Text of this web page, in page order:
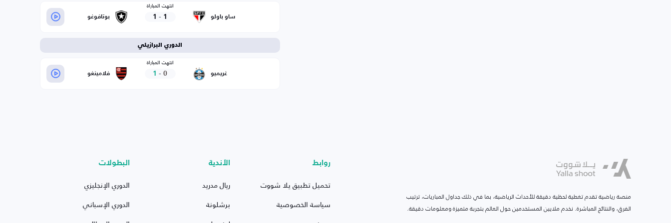
ساو باولو
انتهت المباراة
1
-
1 بوتافوغو
الدوري البرازيلي
غريميو
انتهت المباراة
0
-
1 فلامينغو
منصة رياضية تقدم تغطية لحظية دقيقة للأحداث الرياضية، بما في ذلك جداول المباريات، ترتيب
الفرق، والنتائج المباشرة. نخدم ملايين المستخدمين حول العالم بتجربة متميزة ومعلومات دقيقة.
روابط
تحميل تطبيق يلا شووت
سياسة الخصوصية
الأندية
ريال مدريد
برشلونة
البطولات
الدوري الإنجليزي
الدوري الإسباني